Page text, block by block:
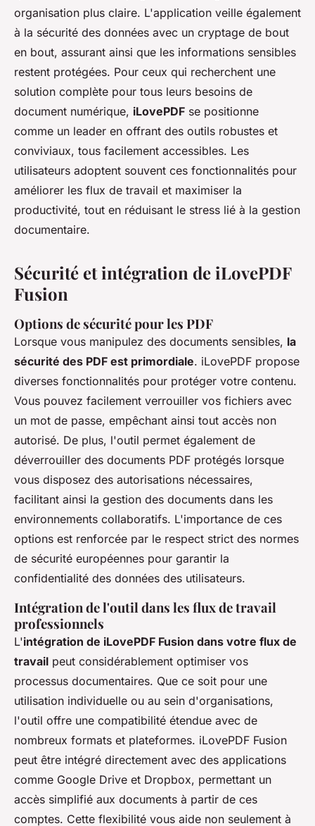
organisation plus claire. L'application veille également
à la sécurité des données avec un cryptage de bout
en bout, assurant ainsi que les informations sensibles
restent protégées. Pour ceux qui recherchent une
solution complète pour tous leurs besoins de
document numérique, iLovePDF se positionne
comme un leader en offrant des outils robustes et
conviviaux, tous facilement accessibles. Les
utilisateurs adoptent souvent ces fonctionnalités pour
améliorer les flux de travail et maximiser la
productivité, tout en réduisant le stress lié à la gestion
documentaire.
Sécurité et intégration de iLovePDF
Fusion
Options de sécurité pour les PDF
Lorsque vous manipulez des documents sensibles, la
sécurité des PDF est primordiale. iLovePDF propose
diverses fonctionnalités pour protéger votre contenu.
Vous pouvez facilement verrouiller vos fichiers avec
un mot de passe, empêchant ainsi tout accès non
autorisé. De plus, l'outil permet également de
déverrouiller des documents PDF protégés lorsque
vous disposez des autorisations nécessaires,
facilitant ainsi la gestion des documents dans les
environnements collaboratifs. L'importance de ces
options est renforcée par le respect strict des normes
de sécurité européennes pour garantir la
confidentialité des données des utilisateurs.
Intégration de l'outil dans les flux de travail
professionnels
L'intégration de iLovePDF Fusion dans votre flux de
travail peut considérablement optimiser vos
processus documentaires. Que ce soit pour une
utilisation individuelle ou au sein d'organisations,
l'outil offre une compatibilité étendue avec de
nombreux formats et plateformes. iLovePDF Fusion
peut être intégré directement avec des applications
comme Google Drive et Dropbox, permettant un
accès simplifié aux documents à partir de ces
comptes. Cette flexibilité vous aide non seulement à